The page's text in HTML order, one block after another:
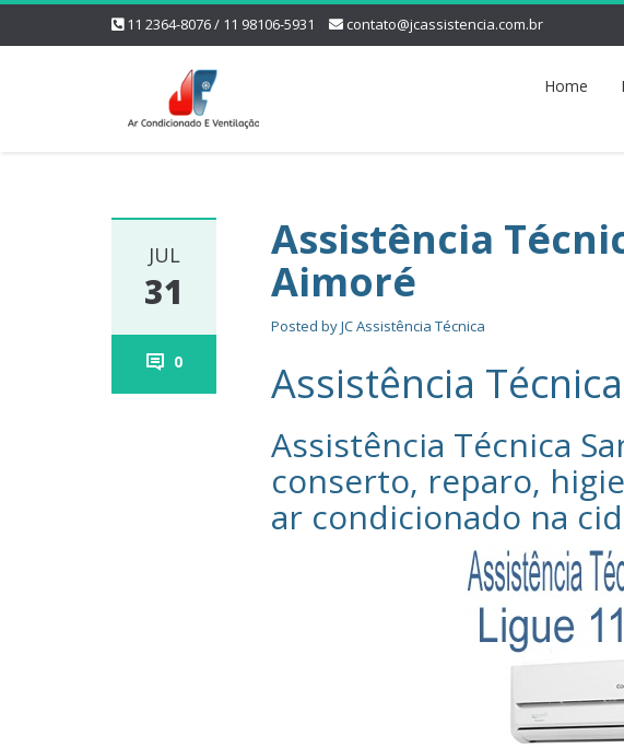
11 2364-8076 / 11 98106-5931 contato@jcassistencia.com.br
Home
JUL
31
0
Assistência
Aimoré
Posted byJC Assistência Técnica
Assistência
Assistência Técnica
conserto, reparo,
ar condicionado na